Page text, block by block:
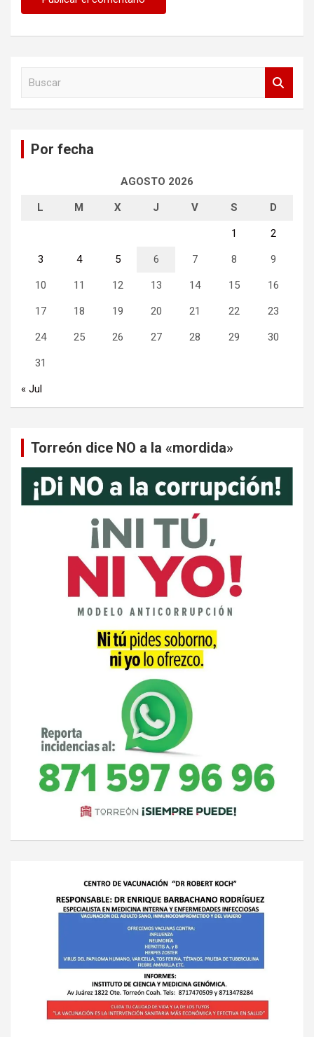
Por fecha
AGOSTO 2026
L M X J V S D
1 2
3 4 5 6 7 8 9
10 11 12 13 14 15 16
17 18 19 20 21 22 23
24 25 26 27 28 29 30
31
« Jul
Torreón dice NO a la «mordida»